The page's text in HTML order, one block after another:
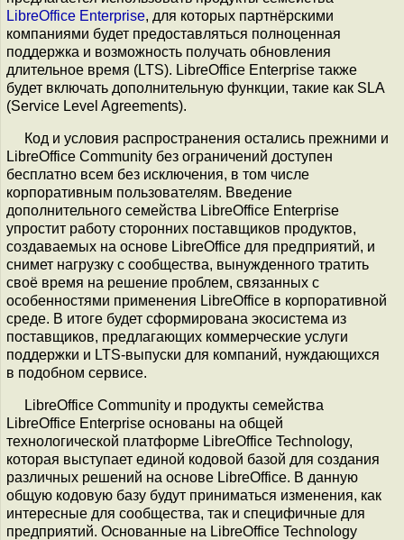
LibreOffice Enterprise, для которых партнёрскими
компаниями будет предоставляться полноценная
поддержка и возможность получать обновления
длительное время (LTS). LibreOffice Enterprise также
будет включать дополнительную функции, такие как SLA
(Service Level Agreements).
Код и условия распространения остались прежними и
LibreOffice Community без ограничений доступен
бесплатно всем без исключения, в том числе
корпоративным пользователям. Введение
дополнительного семейства LibreOffice Enterprise
упростит работу сторонних поставщиков продуктов,
создаваемых на основе LibreOffice для предприятий, и
снимет нагрузку с сообщества, вынужденного тратить
своё время на решение проблем, связанных с
особенностями применения LibreOffice в корпоративной
среде. В итоге будет сформирована экосистема из
поставщиков, предлагающих коммерческие услуги
поддержки и LTS-выпуски для компаний, нуждающихся
в подобном сервисе.
LibreOffice Community и продукты семейства
LibreOffice Enterprise основаны на общей
технологической платформе LibreOffice Technology,
которая выступает единой кодовой базой для создания
различных решений на основе LibreOffice. В данную
общую кодовую базу будут приниматься изменения, как
интересные для сообщества, так и специфичные для
предприятий. Основанные на LibreOffice Technology